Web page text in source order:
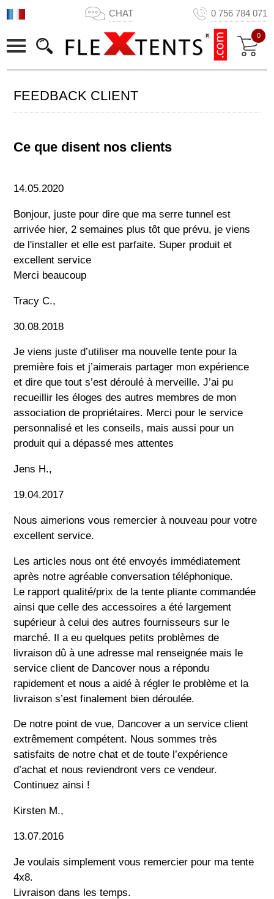
CHAT 0 756 784 071
0
FEEDBACK CLIENT
Ce que disent nos clients
14.05.2020
Bonjour, juste pour dire que ma serre tunnel est
arrivée hier, 2 semaines plus tôt que prévu, je viens
de l'installer et elle est parfaite. Super produit et
excellent service
Merci beaucoup
Tracy C.,
30.08.2018
Je viens juste d’utiliser ma nouvelle tente pour la
première fois et j’aimerais partager mon expérience
et dire que tout s’est déroulé à merveille. J’ai pu
recueillir les éloges des autres membres de mon
association de propriétaires. Merci pour le service
personnalisé et les conseils, mais aussi pour un
produit qui a dépassé mes attentes
Jens H.,
19.04.2017
Nous aimerions vous remercier à nouveau pour votre
excellent service.
Les articles nous ont été envoyés immédiatement
après notre agréable conversation téléphonique.
Le rapport qualité/prix de la tente pliante commandée
ainsi que celle des accessoires a été largement
supérieur à celui des autres fournisseurs sur le
marché. Il a eu quelques petits problèmes de
livraison dû à une adresse mal renseignée mais le
service client de Dancover nous a répondu
rapidement et nous a aidé à régler le problème et la
livraison s’est finalement bien déroulée.
De notre point de vue, Dancover a un service client
extrêmement compétent. Nous sommes très
satisfaits de notre chat et de toute l’expérience
d’achat et nous reviendront vers ce vendeur.
Continuez ainsi !
Kirsten M.,
13.07.2016
Je voulais simplement vous remercier pour ma tente
4x8.
Livraison dans les temps.